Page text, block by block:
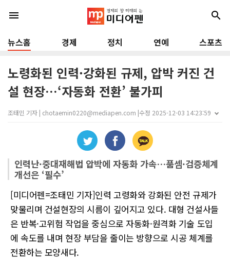
menu search
뉴스홈 경제 정치 연예 스포츠
노령화된 인력·강화된 규제, 압박 커진 건
설 현장…‘자동화 전환’ 불가피
조태민 기자 | chotaemin0220@mediapen.com |수정 2025-12-03 14:23:59
인력난·중대재해법 압박에 자동화 가속…품셈·검증체계
개선은 ‘필수’
[미디어펜=조태민 기자]인력 고령화와 강화된 안전 규제가
맞물리며 건설현장의 시름이 깊어지고 있다. 대형 건설사들
은 반복·고위험 작업을 중심으로 자동화·원격화 기술 도입
에 속도를 내며 현장 부담을 줄이는 방향으로 시공 체계를
전환하는 모양새다.